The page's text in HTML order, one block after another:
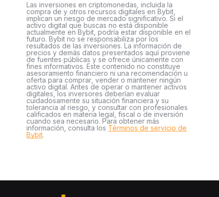
Las inversiones en criptomonedas, incluida la
compra de y otros recursos digitales en Bybit,
implican un riesgo de mercado significativo. Si el
activo digital que buscas no está disponible
actualmente en Bybit, podría estar disponible en el
futuro. Bybit no se responsabiliza por los
resultados de las inversiones. La información de
precios y demás datos presentados aquí proviene
de fuentes públicas y se ofrece únicamente con
fines informativos. Este contenido no constituye
asesoramiento financiero ni una recomendación u
oferta para comprar, vender o mantener ningún
activo digital. Antes de operar o mantener activos
digitales, los inversores deberían evaluar
cuidadosamente su situación financiera y su
tolerancia al riesgo, y consultar con profesionales
calificados en materia legal, fiscal o de inversión
cuando sea necesario. Para obtener más
información, consulta los Términos de servicio de
Bybit.